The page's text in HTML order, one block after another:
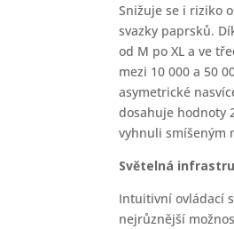
Snižuje se i riziko
svazky paprsků.
od M po XL a ve
mezi 10 000 a 50
asymetrické
dosahuje hodnoty
vyhnuli smíšeným
Světelná
Intuitivní ovládací
nejrůznější